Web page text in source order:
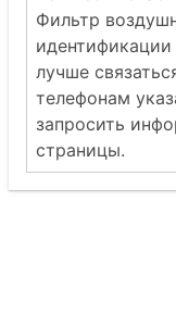
Фильтр
идентификации
лучше
телефонам
запросить
страницы.